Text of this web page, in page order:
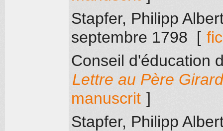
Stapfer, Philipp
septembre 1798 [
Conseil d'éducation
Lettre au Père Girard
manuscrit ]
Stapfer, Philipp